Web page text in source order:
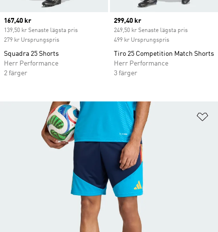
Current price
167,40 kr
139,50 kr Senaste lägsta pris
279 kr Ursprungspris
Squadra 25 Shorts
Herr Performance
2 färger
Current price
299,40 kr
249,50 kr Senaste lägsta pris
499 kr Ursprungspris
Tiro 25 Competition Match Shorts
Herr Performance
3 färger